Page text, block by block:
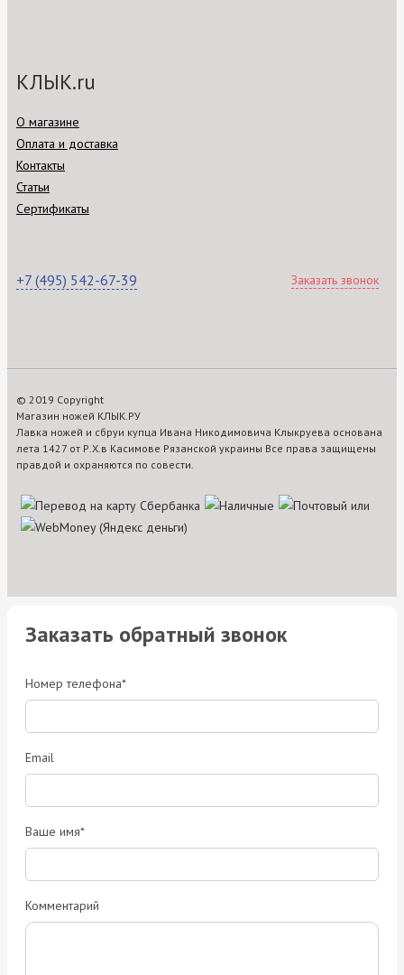
КЛЫК.ru
О магазине
Оплата и доставка
Контакты
Статьи
Сертификаты
+7 (495) 542-67-39 Заказать звонок
© 2019 Copyright
Магазин ножей КЛЫК.РУ
Лавка ножей и сбруи купца Ивана Никодимовича Клыкруева основана
лета 1427 от Р.Х.в Касимове Рязанской украины Все права защищены
правдой и охраняются по совести.
Заказать обратный звонок
Номер телефона*
Email
Ваше имя*
Комментарий